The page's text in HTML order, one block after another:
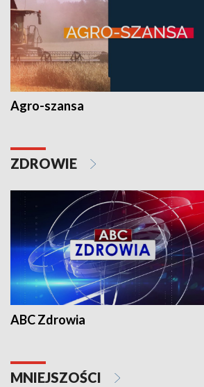
Agro-szansa
ZDROWIE
ABC Zdrowia
MNIEJSZOŚCI